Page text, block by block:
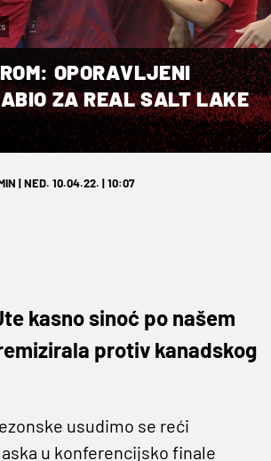
OPORAVLJENI
ZA REAL SALT LAKE
| NED. 10.04.22. | 10:07
kasno sinoć po našem
protiv kanadskog
usudimo se reći
u konferencijsko finale